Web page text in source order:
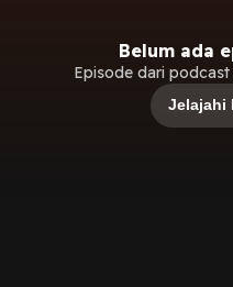
Belum ada
Episode dari
Jelajahi